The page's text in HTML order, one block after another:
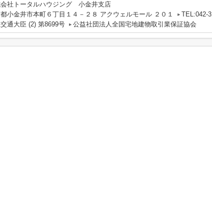
社トータルハウジング 小金井支店
小金井市本町６丁目１４－２８ アクウェルモール ２０１
TEL:042-
通大臣 (2) 第8699号
公益社団法人全国宅地建物取引業保証協会